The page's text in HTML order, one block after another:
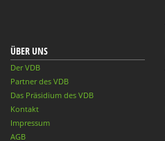
ÜBER UNS
Der VDB
Partner des VDB
Das Präsidium des VDB
Kontakt
Impressum
AGB